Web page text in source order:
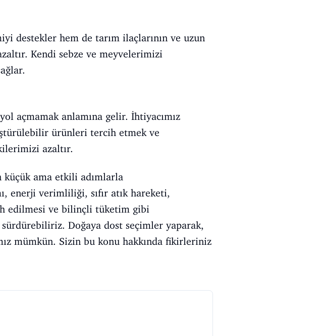
destekler hem de tarım ilaçlarının ve uzun
Kendi sebze ve meyvelerimizi
açmamak anlamına gelir. İhtiyacımız
ürünleri tercih etmek ve
azaltır.
ama etkili adımlarla
enerji verimliliği, sıfır atık hareketi,
edilmesi ve bilinçli tüketim gibi
Doğaya dost seçimler yaparak,
mümkün. Sizin bu konu hakkında fikirleriniz